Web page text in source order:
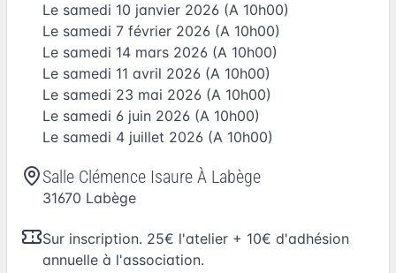
Le samedi 10 janvier 2026 (A 10h00)
Le samedi 7 février 2026 (A 10h00)
Le samedi 14 mars 2026 (A 10h00)
Le samedi 11 avril 2026 (A 10h00)
Le samedi 23 mai 2026 (A 10h00)
Le samedi 6 juin 2026 (A 10h00)
Le samedi 4 juillet 2026 (A 10h00)
Salle Clémence Isaure À Labège
31670 Labège
Sur inscription. 25€ l'atelier + 10€ d'adhésion
annuelle à l'association.